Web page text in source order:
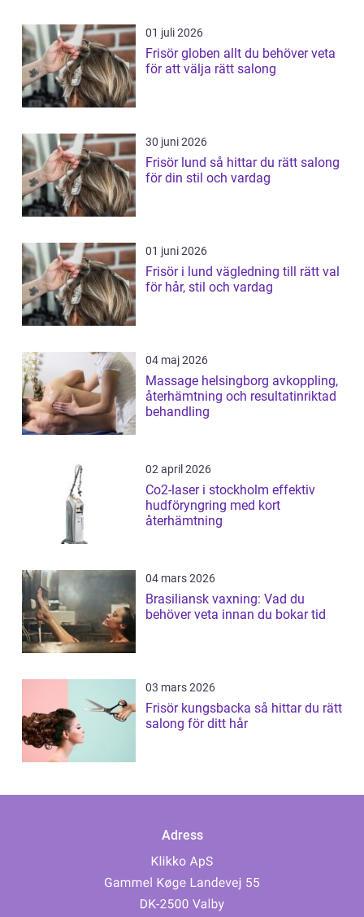
01 juli 2026
Frisör globen allt du behöver veta
för att välja rätt salong
30 juni 2026
Frisör lund så hittar du rätt salong
för din stil och vardag
01 juni 2026
Frisör i lund vägledning till rätt val
för hår, stil och vardag
04 maj 2026
Massage helsingborg avkoppling,
återhämtning och resultatinriktad
behandling
02 april 2026
Co2-laser i stockholm effektiv
hudföryngring med kort
återhämtning
04 mars 2026
Brasiliansk vaxning: Vad du
behöver veta innan du bokar tid
03 mars 2026
Frisör kungsbacka så hittar du rätt
salong för ditt hår
Adress